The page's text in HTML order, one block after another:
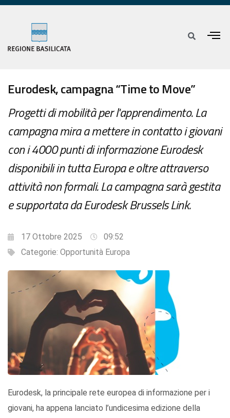
Eurodesk, campagna “Time to Move”
Progetti di mobilità per l'apprendimento. La
campagna mira a mettere in contatto i giovani
con i 4000 punti di informazione Eurodesk
disponibili in tutta Europa e oltre attraverso
attività non formali. La campagna sarà gestita
e supportata da Eurodesk Brussels Link.
17 Ottobre 2025
09:52
Categorie: Opportunità Europa
Eurodesk, la principale rete europea di informazione per i
giovani, ha appena lanciato l’undicesima edizione della